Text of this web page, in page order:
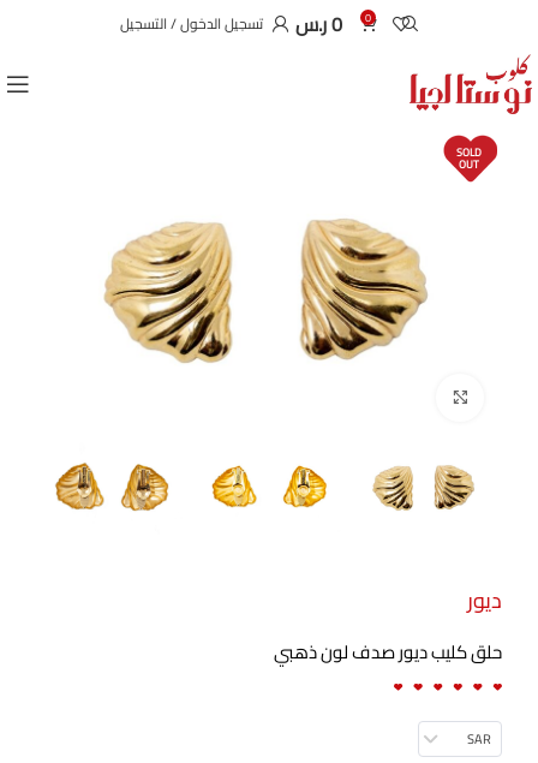
0
0ر.س تسجيل الدخول / التسجيل
SOLD
OUT
ديور
حلق كليب ديور صدف لون ذهبي
SAR